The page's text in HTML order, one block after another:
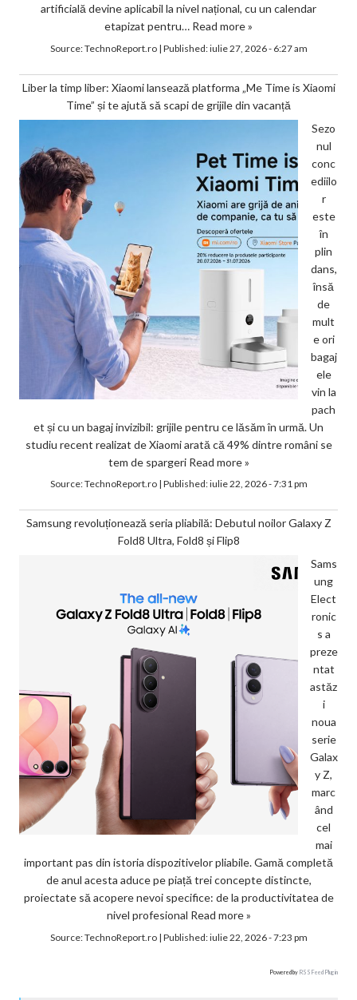
artificială devine aplicabil la nivel național, cu un calendar
etapizat pentru… Read more »
Source:TechnoReport.ro| Published:iulie 27, 2026 - 6:27 am
Liber la timp liber: Xiaomi lansează platforma „Me Time is Xiaomi
Time” și te ajută să scapi de grijile din vacanță
Sezo
nul
conc
ediilo
r
este
în
plin
dans,
însă
de
mult
e ori
bagaj
ele
vin la
pach
et și cu un bagaj invizibil: grijile pentru ce lăsăm în urmă. Un
studiu recent realizat de Xiaomi arată că 49% dintre români se
tem de spargeri Read more »
Source:TechnoReport.ro| Published:iulie 22, 2026 - 7:31 pm
Samsung revoluționează seria pliabilă: Debutul noilor Galaxy Z
Fold8 Ultra, Fold8 și Flip8
Sams
ung
Elect
ronic
s a
preze
ntat
astăz
i
noua
serie
Galax
y Z,
marc
ând
cel
mai
important pas din istoria dispozitivelor pliabile. Gamă completă
de anul acesta aduce pe piață trei concepte distincte,
proiectate să acopere nevoi specifice: de la productivitatea de
nivel profesional Read more »
Source:TechnoReport.ro| Published:iulie 22, 2026 - 7:23 pm
Powered by RSS Feed Plugin